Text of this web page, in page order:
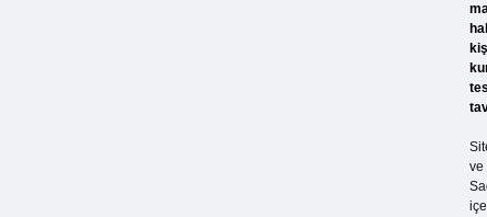
ve